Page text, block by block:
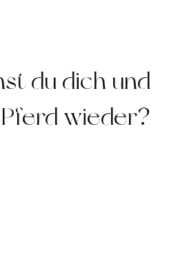
du dich und
wieder?